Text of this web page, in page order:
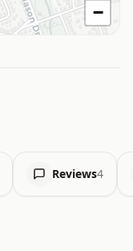
−
Reviews4